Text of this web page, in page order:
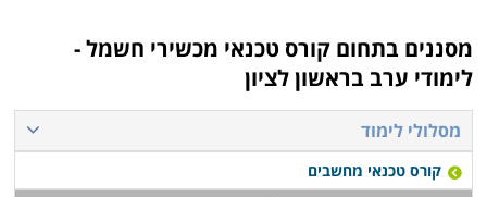
בסביבות חצי שנה, כאשר חלק מהם ניתנים לקיצור לבעלי
רקע קודם בתחומי החשמל והאלקטרוניקה. התעודה בסיום
המסלולים היא פנימית מטעם מוסד הלימוד. שימו לב שאין
תקן מסודר וקבוע, ולא בחינות תקן אחידות מטעם גורם
מפקח משותף, על כן מומלץ לבחון בעיון כל מסלול לימוד כדי
לוודא את העומק והרצינות של ההכשרה. יתרון נוסף
מסננים בתחום קורס טכנאי מכשירי חשמל -
לימודי ערב בראשון לציון
מסלולי לימוד
קורס טכנאי מחשבים